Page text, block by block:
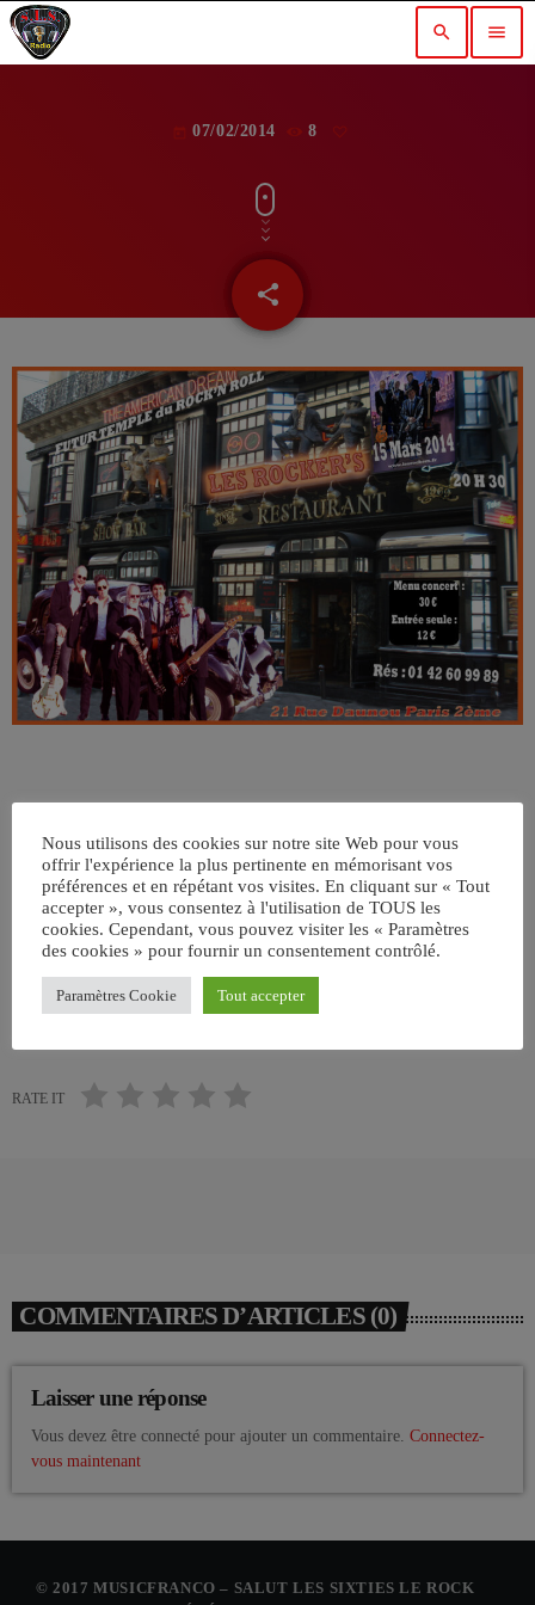
search menu
07/02/2014 8
share
email
ÉCRIT PAR: ADMIN
email
RATE IT
COMMENTAIRES D’ARTICLES (0)
Laisser une réponse
Vous devez être connecté pour ajouter un commentaire. Connectez-
vous maintenant
© 2017 MUSICFRANCO – SALUT LES SIXTIES LE ROCK
Nous utilisons des cookies sur notre site Web pour vous
offrir l'expérience la plus pertinente en mémorisant vos
préférences et en répétant vos visites. En cliquant sur « Tout
accepter », vous consentez à l'utilisation de TOUS les
cookies. Cependant, vous pouvez visiter les « Paramètres
des cookies » pour fournir un consentement contrôlé.
Paramètres Cookie Tout accepter